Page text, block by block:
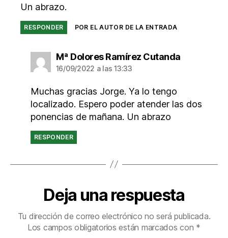
Un abrazo.
RESPONDER POR EL AUTOR DE LA ENTRADA
Mª Dolores Ramírez Cutandadice:
16/09/2022 a las 13:33
Muchas gracias Jorge. Ya lo tengo
localizado. Espero poder atender las dos
ponencias de mañana. Un abrazo
RESPONDER
Deja una respuesta
Tu dirección de correo electrónico no será publicada.
Los campos obligatorios están marcados con *